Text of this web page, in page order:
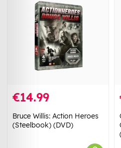
€14.99
Bruce Willis: Action Heroes
(Steelbook) (DVD)